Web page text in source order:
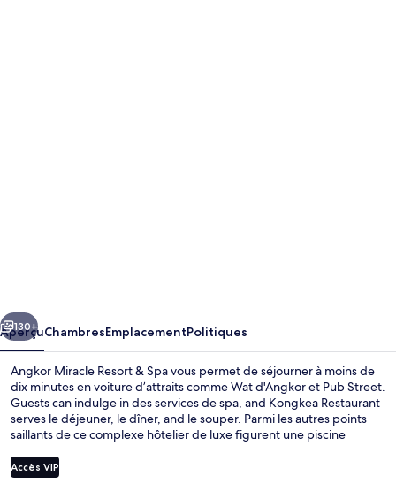
&
Spa
Suivant
130+
AperçuChambresEmplacementPolitiques
Angkor Miracle Resort & Spa vous permet de séjourner à moins de
dix minutes en voiture d’attraits comme Wat d'Angkor et Pub Street.
Guests can indulge in des services de spa, and Kongkea Restaurant
serves le déjeuner, le dîner, and le souper. Parmi les autres points
saillants de ce complexe hôtelier de luxe figurent une piscine
physique.
Accès VIP